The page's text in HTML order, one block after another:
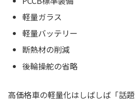
軽量ガラス
軽量バッテリー
断熱材の削減
後輪操舵の省略
高価格車の軽量化はしばしば「話